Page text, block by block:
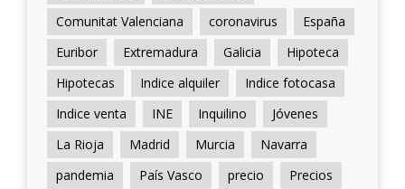
Comunitat Valenciana
coronavirus
España
Euribor
Extremadura Galicia
Hipoteca
Hipotecas
Indice alquiler
Indice fotocasa
Indice venta
INE Inquilino
Jóvenes
La Rioja
Madrid Murcia
Navarra
pandemia
País Vasco precio
Precios